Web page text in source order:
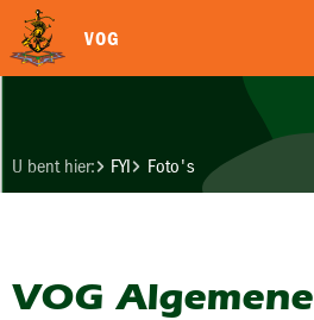
VOG
U bent hier: FYI Foto's
VOG Algemene